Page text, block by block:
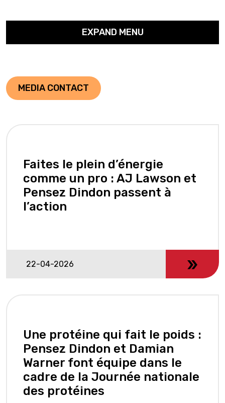
MEDIA CONTACT
Faites le plein d’énergie
comme un pro : AJ Lawson et
Pensez Dindon passent à
l’action
22-04-2026
Une protéine qui fait le poids :
Pensez Dindon et Damian
Warner font équipe dans le
cadre de la Journée nationale
des protéines
EXPAND MENU